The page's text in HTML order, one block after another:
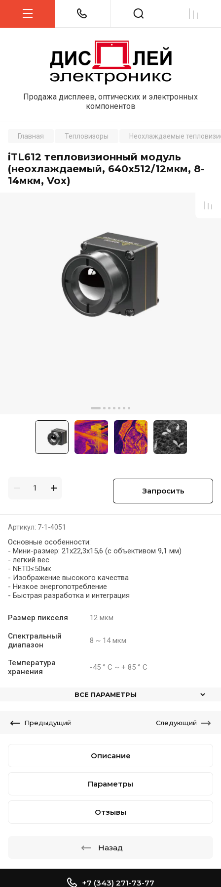
Продажа дисплеев, оптических и электронных
компонентов
Главная Тепловизоры Неохлаждаемые
iTL612 тепловизионный модуль
(неохлаждаемый, 640x512/12мкм, 8-
14мкм, Vox)
Запросить
Артикул: 7-1-4051
Основные особенности:
- Мини-размер: 21x22,3x15,6 (с объективом 9,1 мм)
- легкий вес
- NETD≤50мк
- Изображение высокого качества
- Низкое энергопотребление
- Быстрая разработка и интеграция
Размер пикселя 12 мкм
Спектральный
диапазон
8 ~ 14 мкм
Температура
хранения
-45 ° С ~ + 85 ° С
ВСЕ ПАРАМЕТРЫ
Предыдущий Следующий
Описание
Параметры
Отзывы
Назад
+7 (343) 271-73-77